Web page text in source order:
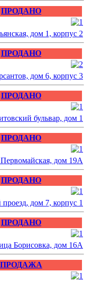
ПРОДАНО
дом 1, корпус 2
ПРОДАНО
дом 6, корпус 3
ПРОДАНО
бульвар, дом 1
ПРОДАНО
дом 19А
ПРОДАНО
дом 7, корпус 1
ПРОДАНО
Борисовка, дом 16А
ПРОДАЖА